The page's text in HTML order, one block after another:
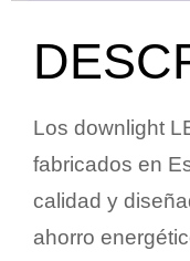
Los downlight
fabricados en
calidad y
ahorro